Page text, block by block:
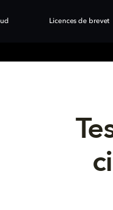
Licences de brevet